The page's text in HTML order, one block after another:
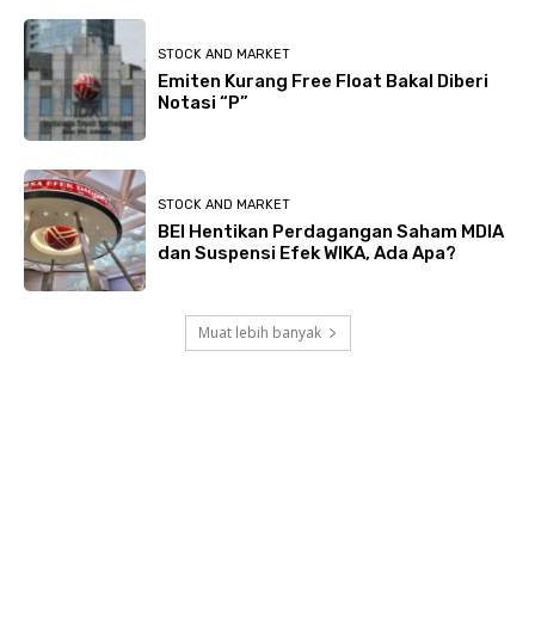
STOCK AND MARKET
Emiten Kurang Free Float Bakal Diberi
Notasi “P”
STOCK AND MARKET
BEI Hentikan Perdagangan Saham MDIA
dan Suspensi Efek WIKA, Ada Apa?
Muat lebih banyak